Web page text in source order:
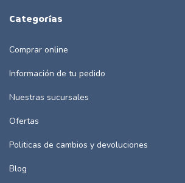
Categorías
Comprar online
Información de tu pedido
Nuestras sucursales
Ofertas
Politicas de cambios y devoluciones
Blog